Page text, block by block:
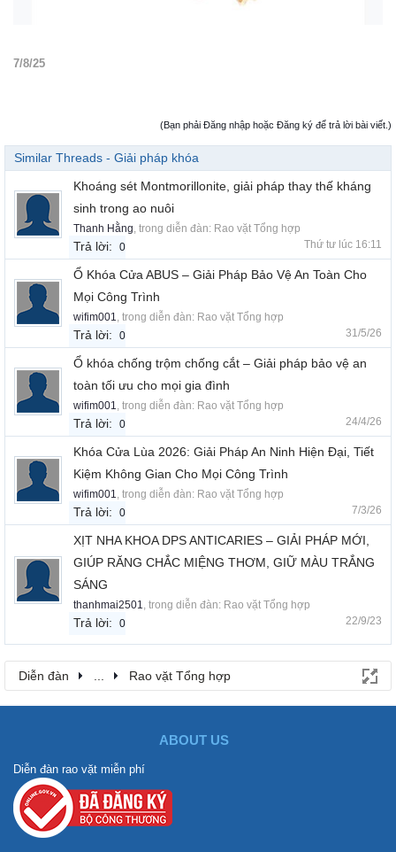
7/8/25
(Bạn phải Đăng nhập hoặc Đăng ký để trả lời bài viết.)
Similar Threads - Giải pháp khóa
Khoáng sét Montmorillonite, giải pháp thay thế kháng
sinh trong ao nuôi
Thanh Hằng, trong diễn đàn: Rao vặt Tổng hợp
Trả lời: 0 Thứ tư lúc 16:11
Ổ Khóa Cửa ABUS – Giải Pháp Bảo Vệ An Toàn Cho
Mọi Công Trình
wifim001, trong diễn đàn: Rao vặt Tổng hợp
Trả lời: 0 31/5/26
Ổ khóa chống trộm chống cắt – Giải pháp bảo vệ an
toàn tối ưu cho mọi gia đình
wifim001, trong diễn đàn: Rao vặt Tổng hợp
Trả lời: 0 24/4/26
Khóa Cửa Lùa 2026: Giải Pháp An Ninh Hiện Đại, Tiết
Kiệm Không Gian Cho Mọi Công Trình
wifim001, trong diễn đàn: Rao vặt Tổng hợp
Trả lời: 0 7/3/26
XỊT NHA KHOA DPS ANTICARIES – GIẢI PHÁP MỚI,
GIÚP RĂNG CHẮC MIỆNG THƠM, GIỮ MÀU TRẮNG
SÁNG
thanhmai2501, trong diễn đàn: Rao vặt Tổng hợp
Trả lời: 0 22/9/23
Diễn đàn ... Rao vặt Tổng hợp
ABOUT US
Diễn đàn rao vặt miễn phí